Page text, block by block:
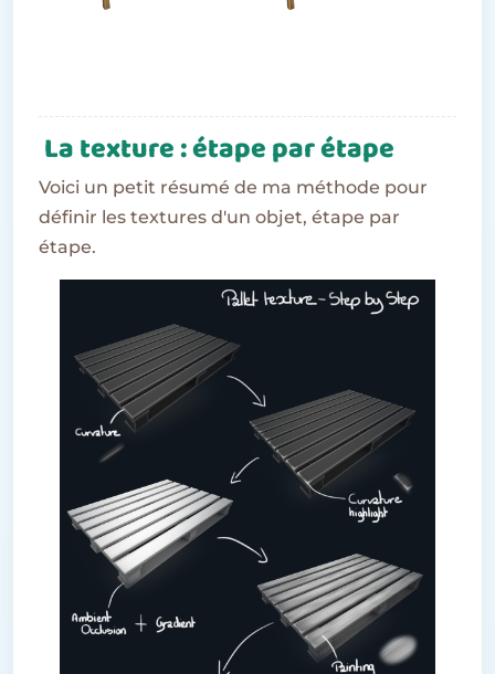
La texture : étape par étape
Voici un petit résumé de ma méthode pour
définir les textures d'un objet, étape par
étape.